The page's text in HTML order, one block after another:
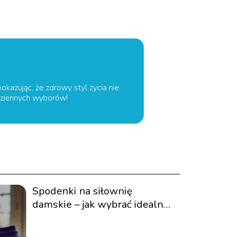
że zdrowy styl życia nie
wyborów!
Spodenki na siłownię
damskie – jak wybrać idealny